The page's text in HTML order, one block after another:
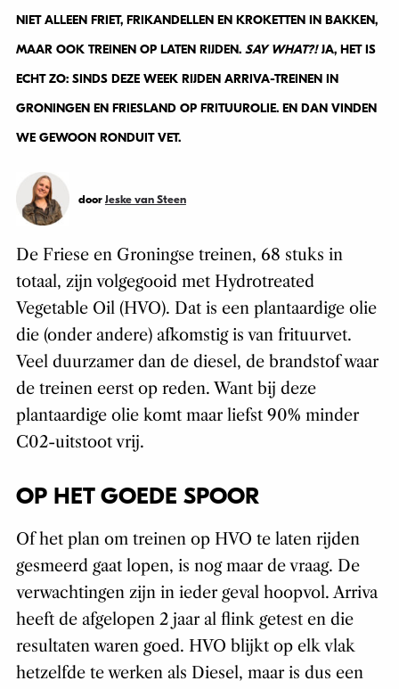
NIET ALLEEN FRIET, FRIKANDELLEN EN KROKETTEN IN BAKKEN,
MAAR OOK TREINEN OP LATEN RIJDEN. SAY WHAT?!JA, HET IS
ECHT ZO: SINDS DEZE WEEK RIJDEN ARRIVA-TREINEN IN
GRONINGEN EN FRIESLAND OP FRITUUROLIE. EN DAN VINDEN
WE GEWOON RONDUIT VET.
door Jeske van Steen
De Friese en Groningse treinen, 68 stuks in
totaal, zijn volgegooid met Hydrotreated
Vegetable Oil (HVO). Dat is een plantaardige olie
die (onder andere) afkomstig is van frituurvet.
Veel duurzamer dan de diesel, de brandstof waar
de treinen eerst op reden. Want bij deze
plantaardige olie komt maar liefst 90% minder
C02-uitstoot vrij.
OP HET GOEDE SPOOR
Of het plan om treinen op HVO te laten rijden
gesmeerd gaat lopen, is nog maar de vraag. De
verwachtingen zijn in ieder geval hoopvol. Arriva
heeft de afgelopen 2 jaar al flink getest en die
resultaten waren goed. HVO blijkt op elk vlak
hetzelfde te werken als Diesel, maar is dus een